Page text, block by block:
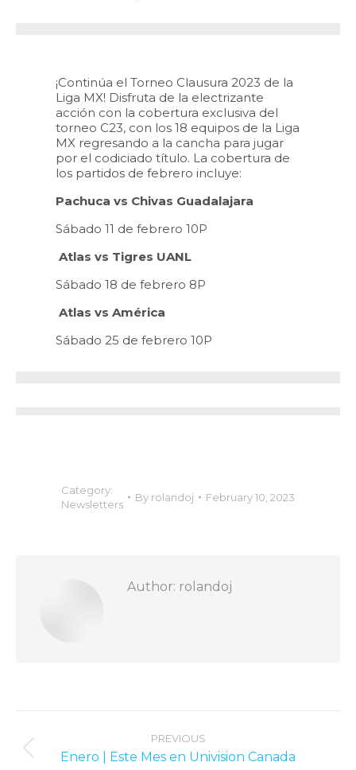
¡Continúa el Torneo Clausura 2023 de la
Liga MX! Disfruta de la electrizante
acción con la cobertura exclusiva del
torneo C23, con los 18 equipos de la Liga
MX regresando a la cancha para jugar
por el codiciado título. La cobertura de
los partidos de febrero incluye:
Pachuca vs Chivas Guadalajara
Sábado 11 de febrero 10P
Atlas vs Tigres UANL
Sábado 18 de febrero 8P
Atlas vs América
Sábado 25 de febrero 10P
Category:
Newsletters
By rolandoj February 10, 2023
Author: rolandoj
PREVIOUS
Previous
Enero | Este Mes en Univision Canada